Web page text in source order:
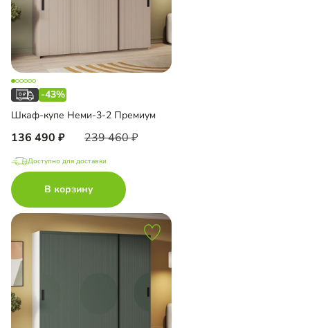
-43%
Шкаф-купе Неми-3-2 Премиум
136 490 239 460
Доступно для доставки
В корзину